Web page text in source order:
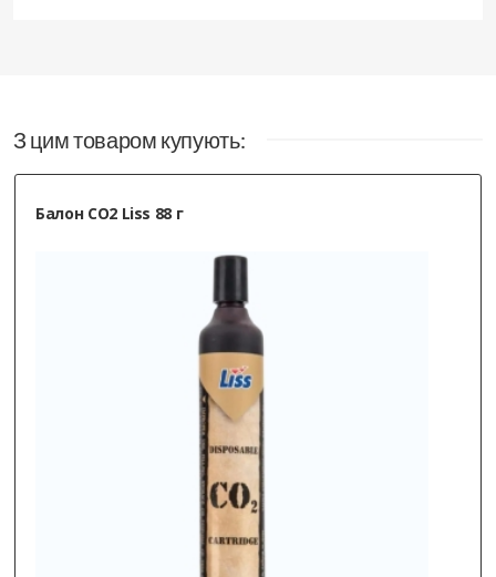
З цим товаром купують:
Балон CO2 Liss 12g 10 шт/уп